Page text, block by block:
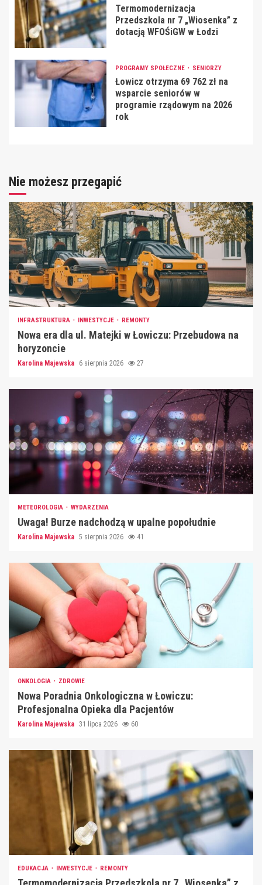
Termomodernizacja
Przedszkola nr 7 „Wiosenka” z
dotacją WFOŚiGW w Łodzi
PROGRAMY SPOŁECZNE SENIORZY
Łowicz otrzyma 69 762 zł na
wsparcie seniorów w
programie rządowym na 2026
rok
Nie możesz przegapić
INFRASTRUKTURA INWESTYCJE REMONTY
Nowa era dla ul. Matejki w Łowiczu: Przebudowa na
horyzoncie
Karolina Majewska 6 sierpnia 2026 27
METEOROLOGIA WYDARZENIA
Uwaga! Burze nadchodzą w upalne popołudnie
Karolina Majewska 5 sierpnia 2026 41
ONKOLOGIA ZDROWIE
Nowa Poradnia Onkologiczna w Łowiczu:
Profesjonalna Opieka dla Pacjentów
Karolina Majewska 31 lipca 2026 60
EDUKACJA INWESTYCJE REMONTY